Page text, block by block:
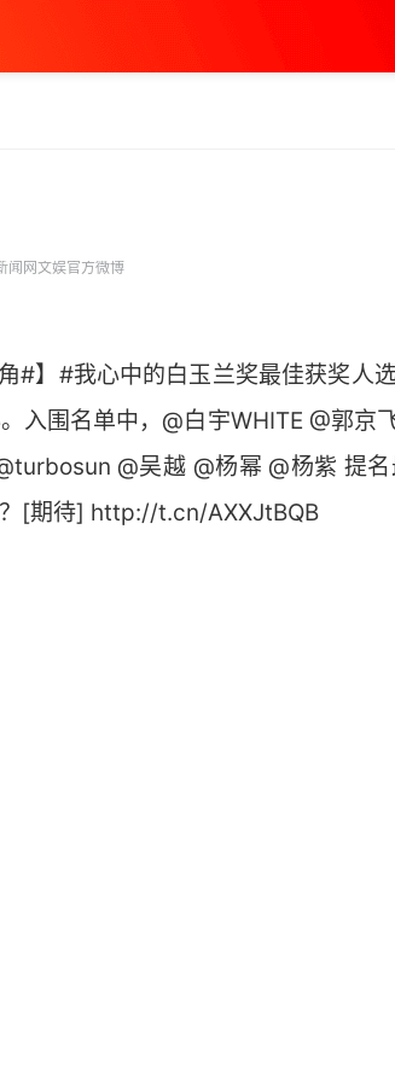
闻网文娱官方微博
#】#我心中的白玉兰奖最佳获奖人
入围名单中，@白宇WHITE @郭京
@吴越 @杨幂 @杨紫 提
？[期待] http://t.cn/AXXJtBQB